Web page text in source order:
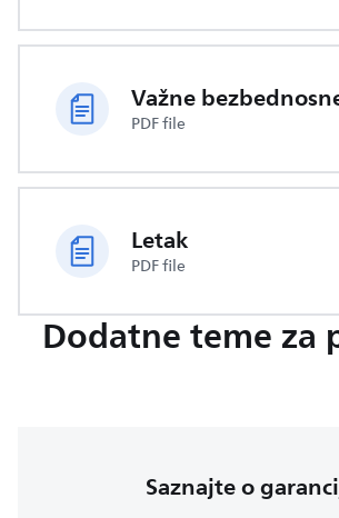
PDF file
Letak
PDF file
Dodatne teme za
Saznajte o